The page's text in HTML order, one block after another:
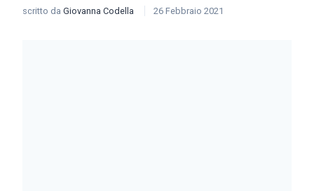
scritto da Giovanna Codella 26 Febbraio 2021